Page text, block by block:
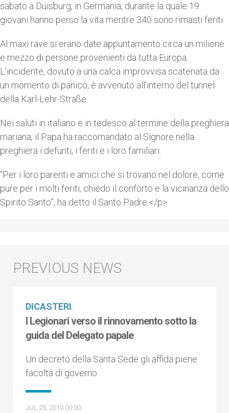
sabato a Duisburg, in Germania, durante la quale 19
giovani hanno perso la vita mentre 340 sono rimasti feriti.
Al maxi rave si erano date appuntamento circa un milione
e mezzo di persone provenienti da tutta Europa.
L’incidente, dovuto a una calca improvvisa scatenata da
un momento di panico, è avvenuto all’interno del tunnel
della Karl-Lehr-Straße.
Nei saluti in italiano e in tedesco al termine della preghiera
mariana, il Papa ha raccomandato al Signore nella
preghiera i defunti, i feriti e i loro familiari.
“Per i loro parenti e amici che si trovano nel dolore, come
pure per i molti feriti, chiedo il conforto e la vicinanza dello
Spirito Santo”, ha detto il Santo Padre.</p>
DICASTERI
I Legionari verso il rinnovamento sotto la
guida del Delegato papale
Un decreto della Santa Sede gli affida piene
facoltà di governo
JUL 25, 2010 00:00